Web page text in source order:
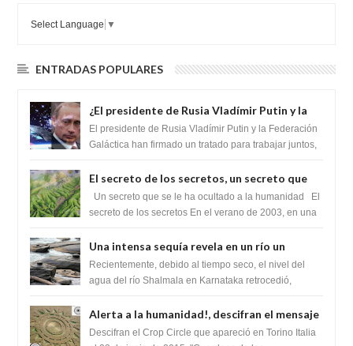
Select Language ▼
ENTRADAS POPULARES
¿El presidente de Rusia Vladímir Putin y la
Federación Galactica han firmado un
tratado para acabar con los Sionistas?
El presidente de Rusia Vladímir Putin y la Federación
Galáctica han firmado un tratado para trabajar juntos,
El secreto de los secretos, un secreto que
cambiaría por completo el destino de la
humanidad
Un secreto que se le ha ocultado a la humanidad El
secreto de los secretos En el verano de 2003, en una
Una intensa sequía revela en un río un
impresionante hallazgo de miles de Shiva
Lingas
Recientemente, debido al tiempo seco, el nivel del
agua del río Shalmala en Karnataka retrocedió,
Alerta a la humanidad!, descifran el mensaje
del Crop Circle de Torino ,Italia
Descifran el Crop Circle que apareció en Torino Italia